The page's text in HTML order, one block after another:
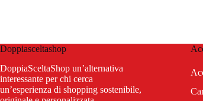
Doppiasceltashop
DoppiaSceltaShop un’alternativa
interessante per chi cerca
un’esperienza di shopping sostenibile,